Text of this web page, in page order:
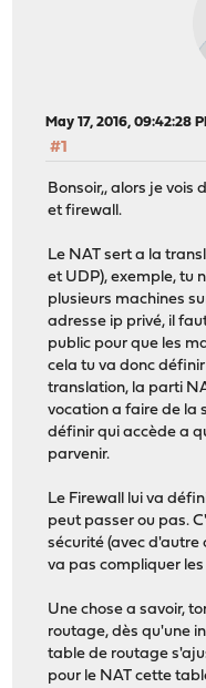
May 17, 2016, 09:42:28
#1
Bonsoir,, alors je vois
et firewall.
Le NAT sert a la
et UDP), exemple, tu
plusieurs machines
adresse ip privé, il
public pour que les
cela tu va donc
translation, la parti
vocation a faire de la
définir qui accède a
parvenir.
Le Firewall lui va
peut passer ou pas.
sécurité (avec d'autre
va pas compliquer les
Une chose a savoir,
routage, dès qu'une
table de routage
pour le NAT cette